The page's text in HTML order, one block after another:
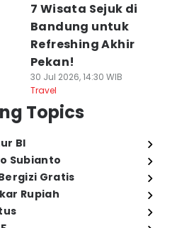
7 Wisata Sejuk di
Bandung untuk
Refreshing Akhir
Pekan!
30 Jul 2026, 14:30 WIB
Travel
Topics
BI
Subianto
Gratis
Rupiah